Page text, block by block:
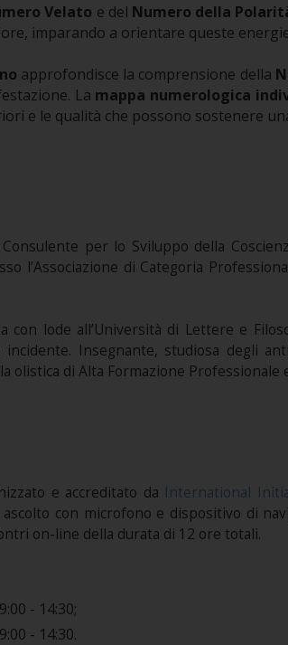
Velato e del Numero della
imparando a orientare queste
approfondisce la comprensione della
La mappa numerologica
e le qualità che possono sostenere
per lo Sviluppo della
l’Associazione di Categoria
con lode all’Università di Lettere e
incidente. Insegnante, studiosa degli
olistica di Alta Formazione Professionale
e accreditato da International
con microfono e dispositivo di
on-line della durata di 12 ore totali.
- 14:30;
- 14:30.